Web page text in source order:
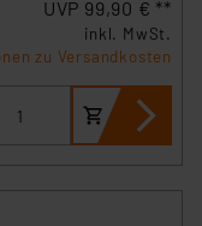
UVP 99,90 € **
inkl. MwSt.
zu Versandkosten